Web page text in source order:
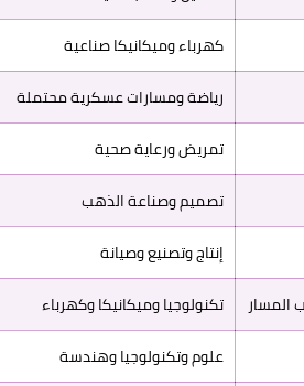
كهرباء وميكانيكا صناعية
رياضة ومسارات عسكرية محتملة
تمريض ورعاية صحية
تصميم وصناعة الذهب
إنتاج وتصنيع وصيانة
تكنولوجيا وميكانيكا وكهرباء
علوم وتكنولوجيا وهندسة